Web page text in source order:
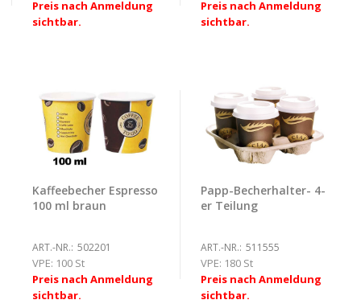
Preis nach Anmeldung
sichtbar.
Preis nach Anmeldung
sichtbar.
Kaffeebecher Espresso
100 ml braun
ART.-NR.: 502201
VPE: 100 St
Preis nach Anmeldung
sichtbar.
Papp-Becherhalter- 4-
er Teilung
ART.-NR.: 511555
VPE: 180 St
Preis nach Anmeldung
sichtbar.